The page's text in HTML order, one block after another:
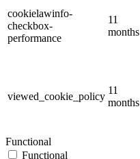
cookielawinfo-
checkbox-
performance
11
months
viewed_cookie_policy
11
months
Functional
Functional